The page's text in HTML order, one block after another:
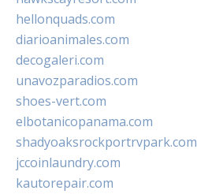
hellonquads.com
diarioanimales.com
decogaleri.com
unavozparadios.com
shoes-vert.com
elbotanicopanama.com
shadyoaksrockportrvpark.com
jccoinlaundry.com
kautorepair.com